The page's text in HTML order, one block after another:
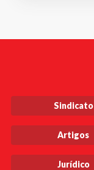
Sindicato
Artigos
Jurídico